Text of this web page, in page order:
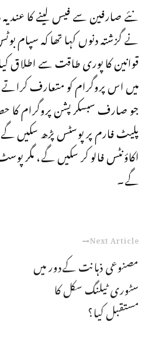
نئے صارفین سے فیس لینے کا
نے گزشتہ دنوں کہا تھا کہ سپام
میں اس پروگرام کو متعارف
جو صارف سبسکرپشن پروگرام کا
پلیٹ فارم پر پوسٹس پڑھ سکیں
اکاؤنٹس فالو کر سکیں گے، مگر
گے۔
Next Article
مصنوعی ذہانت کےدور میں
سٹوری ٹیلنگ سکل کا
مستقبل کیا؟